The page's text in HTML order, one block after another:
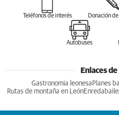
Teléfonos de interés Donación
Autobuses
Enlaces
Gastronomia leonesa Planes
Rutas de montaña en León